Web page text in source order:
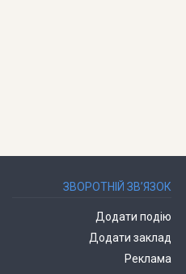
ЗВОРОТНІЙ ЗВ’ЯЗОК
Додати подію
Додати заклад
Реклама